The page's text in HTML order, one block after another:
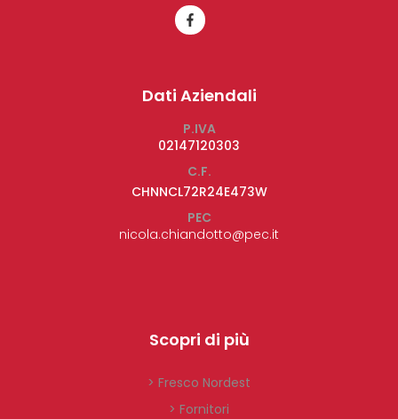
Dati Aziendali
P.IVA
02147120303
C.F.
CHNNCL72R24E473W
PEC
nicola.chiandotto@pec.it
Scopri di più
> Fresco Nordest
> Fornitori